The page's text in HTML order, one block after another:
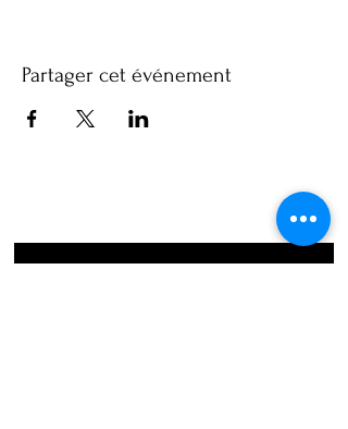
Partager cet événement